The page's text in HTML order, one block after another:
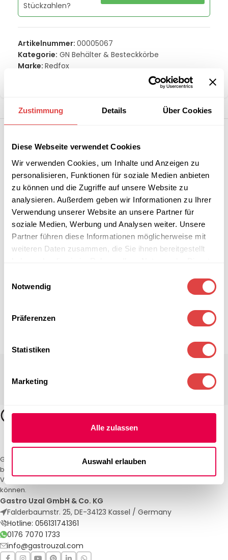
Zustimmung Details Über Cookies
Diese Webseite verwendet Cookies
Wir verwenden Cookies, um Inhalte und Anzeigen zu
personalisieren, Funktionen für soziale Medien anbieten
zu können und die Zugriffe auf unsere Website zu
analysieren. Außerdem geben wir Informationen zu Ihrer
Verwendung unserer Website an unsere Partner für
soziale Medien, Werbung und Analysen weiter. Unsere
Partner führen diese Informationen möglicherweise mit
weiteren Daten zusammen, die Sie ihnen bereitgestellt
Notwendig
Präferenzen
Statistiken
Marketing
Alle zulassen
Auswahl erlauben
Stückzahlen?
Artikelnummer: 00005067
Kategorie: GN Behälter & Besteckkörbe
Marke: Redfox
Gastro Uzal – Ihr Spezialist für Gastronomiemöbel und -textilien. Wir
bieten maßgeschneiderte Lösungen für Restaurants, Hotels und
Veranstaltungen. Qualität und Service, auf die Sie sich verlassen
können.
Gastro Uzal GmbH & Co. KG
Falderbaumstr. 25, DE-34123 Kassel / Germany
Hotline: 056131741361
0176 7070 1733
info@gastrouzal.com